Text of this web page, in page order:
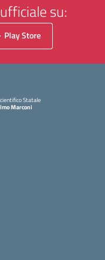
su:
Play Store
Statale
Marconi
la pagina iniziale della scuola